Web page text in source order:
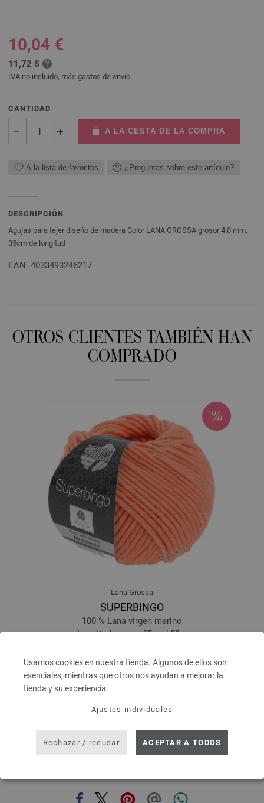
Usamos cookies en nuestra tienda. Algunos de ellos son
esenciales, mientras que otros nos ayudan a mejorar la
tienda y su experiencia.
Ajustes individuales
Rechazar / recusar ACEPTAR A TODOS
10,04 €
11,72 $
IVA no incluido, más gastos de envío
CANTIDAD
A LA CESTA DE LA COMPRA
A la lista de favoritos ¿Preguntas sobre este artículo?
DESCRIPCIÓN
Agujas para tejer diseño de madera Color LANA GROSSA grosor 4.0 mm,
35cm de longitud
EAN: 4033493246217
OTROS CLIENTES TAMBIÉN HAN
COMPRADO
Lana Grossa
SUPERBINGO
100 % Lana virgen merino
Longitud: aprox. 55 m / 50 g
2,48 €RRP:5,00 €
2,90 $
IVA no incluido, más gastos de envío, Precio base:49,60 € / kg